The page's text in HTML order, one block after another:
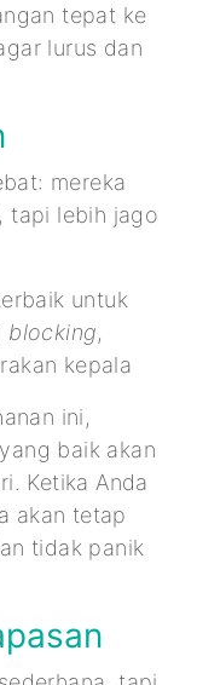
tepat ke
lurus dan
mereka
tapi lebih jago
untuk
blocking,
kepala
ini,
baik akan
Ketika Anda
akan tetap
tidak panik